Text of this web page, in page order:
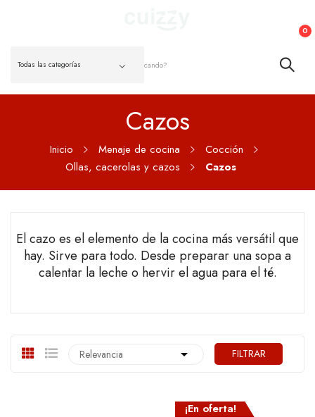
0
Cazos
Inicio Menaje de cocina
Cocción
Ollas, cacerolas y cazos
Cazos
El cazo es el elemento de la cocina más versátil que
hay. Sirve para todo. Desde preparar una sopa a
calentar la leche o hervir el agua para el té.
Relevancia  FILTRAR
¡En oferta!